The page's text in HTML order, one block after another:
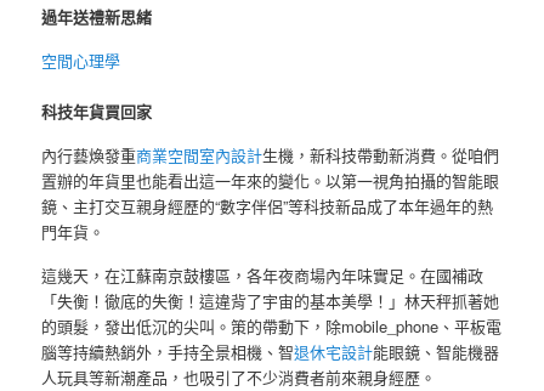
過年送禮新思緒
空間心理學
科技年貨買回家
內行藝煥發重商業空間室內設計生機，新科技帶動新消費。從咱們
置辦的年貨里也能看出這一年來的變化。以第一視角拍攝的智能眼
鏡、主打交互親身經歷的“數字伴侶”等科技新品成了本年過年的熱
門年貨。
這幾天，在江蘇南京鼓樓區，各年夜商場內年味實足。在國補政
「失衡！徹底的失衡！這違背了宇宙的基本美學！」林天秤抓著她
的頭髮，發出低沉的尖叫。策的帶動下，除mobile_phone、平板電
腦等持續熱銷外，手持全景相機、智退休宅設計能眼鏡、智能機器
人玩具等新潮產品，也吸引了不少消費者前來親身經歷。